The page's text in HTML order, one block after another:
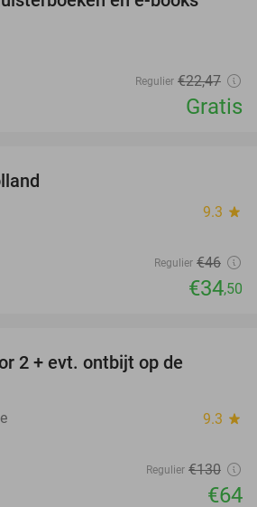
Regulier €22,47
Gratis
9.3 star
Regulier €46
€34,50
2 + evt. ontbijt op de
9.3 star
Regulier €130
€64